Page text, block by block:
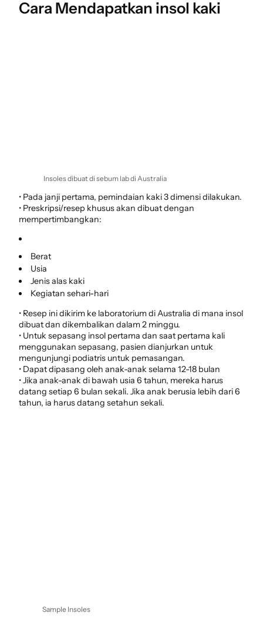
Cara Mendapatkan insol kaki
Insoles dibuat di sebum lab di Australia
• Pada janji pertama, pemindaian kaki 3 dimensi dilakukan.
• Preskripsi/resep khusus akan dibuat dengan
mempertimbangkan:
Berat
Usia
Jenis alas kaki
Kegiatan sehari-hari
• Resep ini dikirim ke laboratorium di Australia di mana insol
dibuat dan dikembalikan dalam 2 minggu.
• Untuk sepasang insol pertama dan saat pertama kali
menggunakan sepasang, pasien dianjurkan untuk
mengunjungi podiatris untuk pemasangan.
• Dapat dipasang oleh anak-anak selama 12-18 bulan
• Jika anak-anak di bawah usia 6 tahun, mereka harus
datang setiap 6 bulan sekali. Jika anak berusia lebih dari 6
tahun, ia harus datang setahun sekali.
Sample Insoles